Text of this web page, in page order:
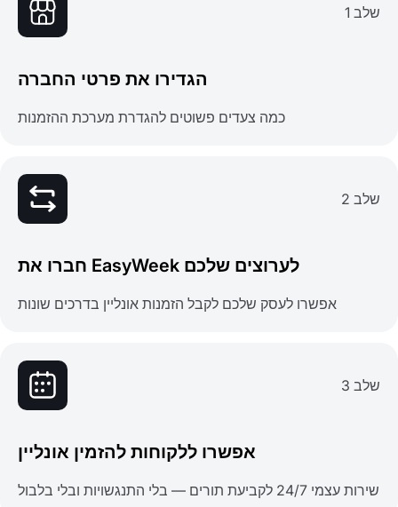
שלב 1
הגדירו את פרטי החברה
כמה צעדים פשוטים להגדרת מערכת ההזמנות
שלב 2
חברו את EasyWeek לערוצים שלכם
אפשרו לעסק שלכם לקבל הזמנות אונליין בדרכים שונות
שלב 3
אפשרו ללקוחות להזמין אונליין
שירות עצמי 24/7 לקביעת תורים — בלי התנגשויות ובלי בלבול